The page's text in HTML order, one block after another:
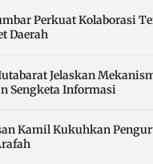
Perkuat Kolaborasi
Daerah
Jelaskan
Sengketa Informasi
Kamil Kukuhkan